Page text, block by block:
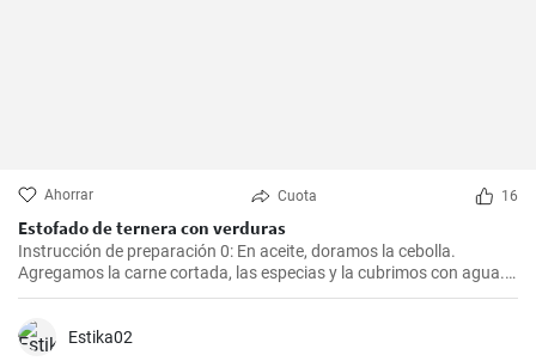
Ahorrar Cuota 16
Estofado de ternera con verduras
Instrucción de preparación 0: En aceite, doramos la cebolla.
Agregamos la carne cortada, las especias y la cubrimos con agua.
Cocinamos hasta que esté tierna. Luego, agregamos las verduras,
agregamos la crema y dejamos que hierva.
Estika02